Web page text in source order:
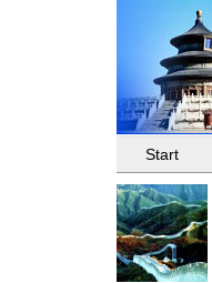
Start